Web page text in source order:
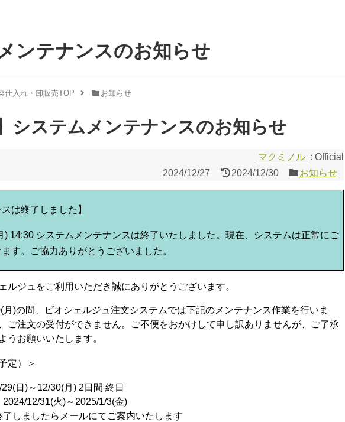
ンテナンスのお知らせ
仕入れ・卸販売TOP お知らせ
システムメンテナンスのお知らせ
マクミノル : Official
2024/12/27
2024/12/30 お知らせ
スは終了しました】
) 14:30 システムメンテナンスは終了いたしました。現在、システムは正常にご
す。ご協力ありがとうございました。
ルジュをご利用いただき誠にありがとうございます。
月)の間、ビオシェルジュ注文システムでは下記のメンテナンス作業を行いま
ご注文の受付ができません。ご不便をおかけして申し訳ありませんが、ご了承
うお願いいたします。
定）＞
日)～12/30(月) 2日間 終日
2024/12/31(火)～2025/1/3(金)
了しましたらメールにてご案内いたします